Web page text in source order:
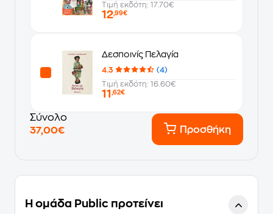
Τιμή εκδότη: 17.70€
12,99€
Δεσποινίς Πελαγία
4.3
(4)
Τιμή εκδότη: 16.60€
11 ,62€
Σύνολο
37,00€
Προσθήκη
Η ομάδα Public προτείνει